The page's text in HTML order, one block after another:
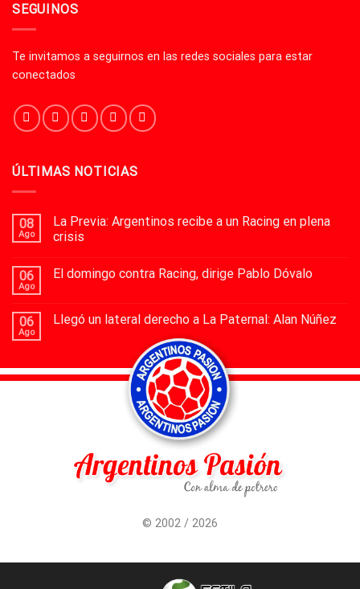
SEGUINOS
Te invitamos a seguirnos en las redes sociales para estar
conectados
ÚLTIMAS NOTICIAS
08
Ago
La Previa: Argentinos recibe a un Racing en plena
crisis
06
Ago
El domingo contra Racing, dirige Pablo Dóvalo
06
Ago
Llegó un lateral derecho a La Paternal: Alan Núñez
© 2002 / 2026